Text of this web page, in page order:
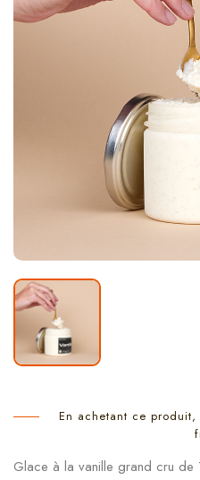
En achetant ce produit,
Glace à la vanille grand cru de